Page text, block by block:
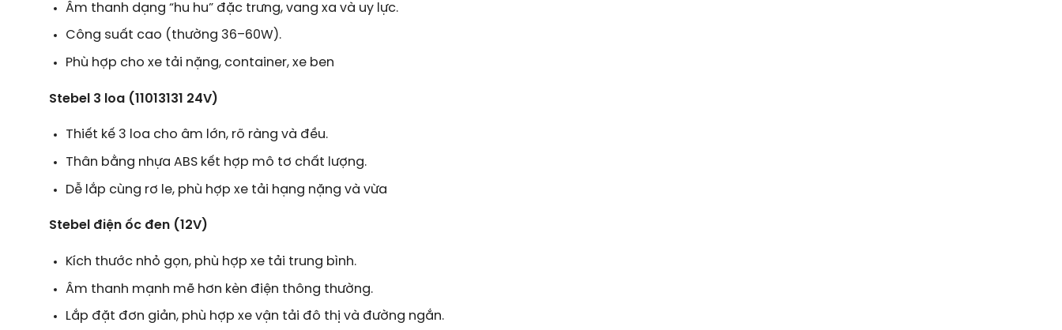
Âm thanh dạng “hu hu” đặc trưng, vang xa và uy lực.
Công suất cao (thường 36–60W).
Phù hợp cho xe tải nặng, container, xe ben
Stebel 3 loa (11013131 24V)
Thiết kế 3 loa cho âm lớn, rõ ràng và đều.
Thân bằng nhựa ABS kết hợp mô tơ chất lượng.
Dễ lắp cùng rơ le, phù hợp xe tải hạng nặng và vừa
Stebel điện ốc đen (12V)
Kích thước nhỏ gọn, phù hợp xe tải trung bình.
Âm thanh mạnh mẽ hơn kèn điện thông thường.
Lắp đặt đơn giản, phù hợp xe vận tải đô thị và đường ngắn.